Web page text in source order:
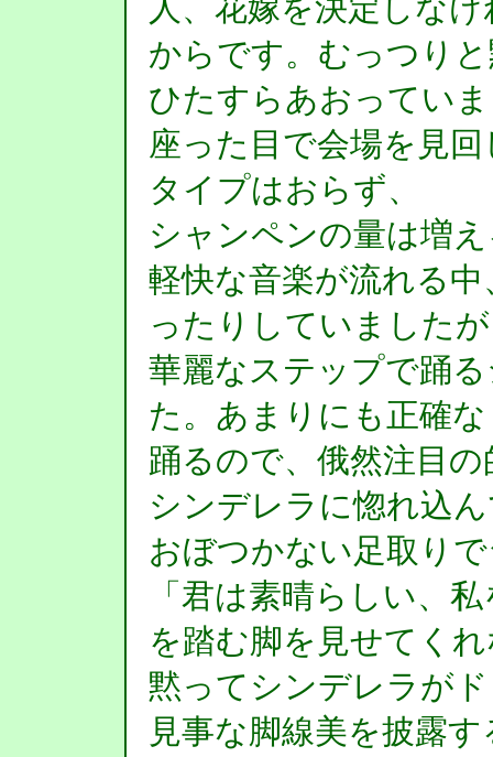
人、花嫁を決定しな
からです。むっつり
ひたすらあおってい
座った目で会場を見
タイプはおらず、
シャンペンの量は増
軽快な音楽が流れる
ったりしていました
華麗なステップで踊
た。あまりにも正確
踊るので、俄然注目
シンデレラに惚れ込
おぼつかない足取り
「君は素晴らしい、
を踏む脚を見せてく
黙ってシンデレラが
見事な脚線美を披露す